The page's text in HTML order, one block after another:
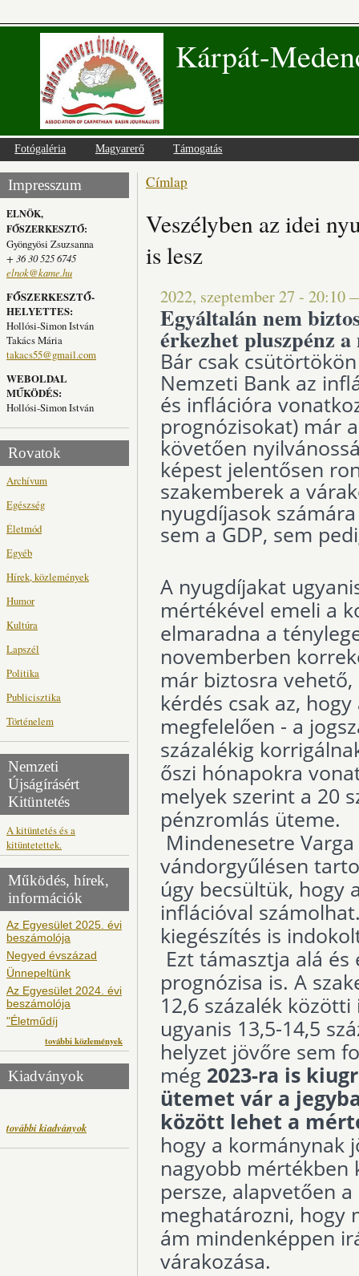
Kárpát-
Fotógaléria Magyarerő Támogatás
Impresszum
ELNÖK,
FŐSZERKESZTŐ:
Gyöngyösi Zsuzsanna
+ 36 30 525 6745
elnok@kame.hu
FŐSZERKESZTŐ-
HELYETTES:
Hollósi-Simon István
Takács Mária
takacs55@gmail.com
WEBOLDAL
MŰKÖDÉS:
Hollósi-Simon István
Rovatok
Archívum
Egészség
Életmód
Egyéb
Hírek, közlemények
Humor
Kultúra
Lapszél
Politika
Publicisztika
Történelem
Nemzeti
Újságírásért
Kitüntetés
A kitüntetés és a
kitüntetettek.
Működés, hírek,
információk
Az Egyesület 2025. évi
beszámolója
Negyed évszázad
Ünnepeltünk
Az Egyesület 2024. évi
beszámolója
"Életműdíj
további közlemények
Kiadványok
további kiadványok
Jelenlegi hely
Címlap
Veszélyben az idei
is lesz
2022, szeptember 27 - 20:10
Egyáltalán nem
érkezhet pluszpénz
Bár csak
Nemzeti Bank az
és inflációra
prognózisokat) már
követően
képest jelentősen
szakemberek a
nyugdíjasok
sem a GDP, sem
A nyugdíjakat
mértékével emeli a
elmaradna a
novemberben
már biztosra vehető,
kérdés csak az,
megfelelően - a
százalékig
őszi hónapokra
melyek szerint a 20
pénzromlás üteme.
Mindenesetre
vándorgyűlésen
úgy becsültük, hogy
inflációval
kiegészítés is
Ezt támasztja alá
prognózisa is. A
12,6 százalék
ugyanis 13,5-14,5
helyzet jövőre sem
még 2023-ra is
ütemet vár a
között lehet a
hogy a kormánynak
nagyobb mértékben
persze, alapvetően
meghatározni, hogy
ám mindenképpen
várakozása.